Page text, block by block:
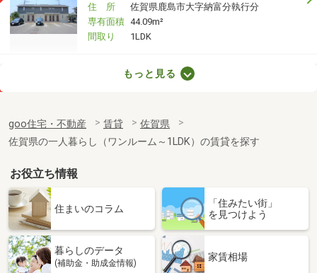
住 所
佐賀県鹿島市大字納富分執行分
専有面積 44.09m²
間取り
1LDK
佐賀県鳥栖市本町２丁目
専有面積
50.78m²
間取り
1LDK
佐賀県佐賀市大和町大字久池井
価 格
4.70万円
佐賀県佐賀市大和町大字久池井
専有面積 22.35m²
間取り
もっと見る
goo住宅・不動産 賃貸
佐賀県
佐賀県の一人暮らし（ワンルーム～1LDK）の賃貸を探す
お役立ち情報
住まいのコラム
「住みたい街」
を見つけよう
暮らしのデータ
(補助金・助成金情報)
家賃相場